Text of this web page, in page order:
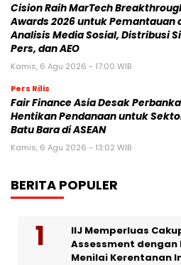
Cision Raih MarTech
Awards 2026 untuk Pemantauan
Analisis Media Sosial, Distribusi
Pers, dan AEO
Kamis, 6 Agu 2026 - 17:00 WIB
Pers Rilis
Fair Finance Asia Desak
Hentikan Pendanaan untuk
Batu Bara di ASEAN
Kamis, 6 Agu 2026 - 13:02 WIB
BERITA POPULER
IIJ Memperluas
Assessment dengan
Menilai Kerentanan